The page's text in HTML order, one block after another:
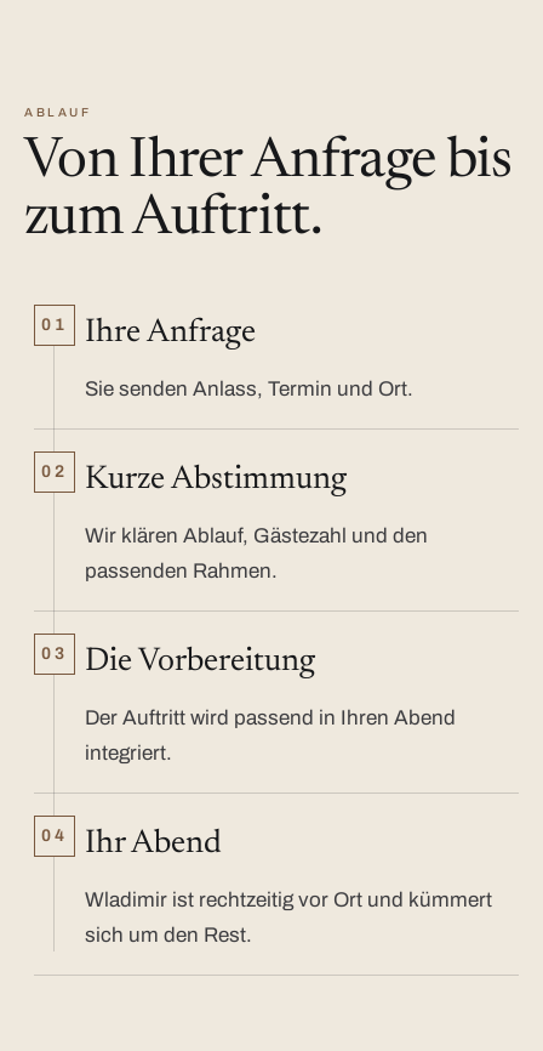
ABLAUF
Von Ihrer Anfrage bis
zum Auftritt.
01 Ihre Anfrage
Sie senden Anlass, Termin und Ort.
02 Kurze Abstimmung
Wir klären Ablauf, Gästezahl und den
passenden Rahmen.
03 Die Vorbereitung
Der Auftritt wird passend in Ihren Abend
integriert.
04 Ihr Abend
Wladimir ist rechtzeitig vor Ort und kümmert
sich um den Rest.